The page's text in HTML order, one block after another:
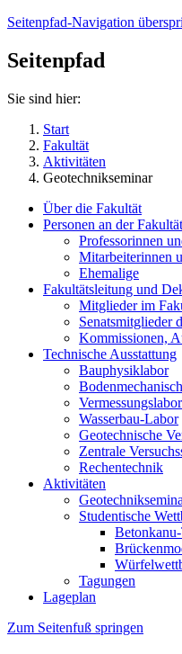
Seitenpfad-Navigation
Seitenpfad
Sie sind hier:
Start
Fakultät
Aktivitäten
Geotechnikseminar
Über die Fakultät
Personen an der
Professorinnen
Mitarbeiterinnen
Ehemalige
Fakultätsleitung und
Mitglieder im
Senatsmitglieder
Kommissionen,
Technische Ausstattung
Bauphysiklabor
Vermessungslabor
Wasserbau-Labor
Geotechnische
Zentrale
Rechentechnik
Aktivitäten
Studentische
Tagungen
Lageplan
Zum Seitenfuß springen